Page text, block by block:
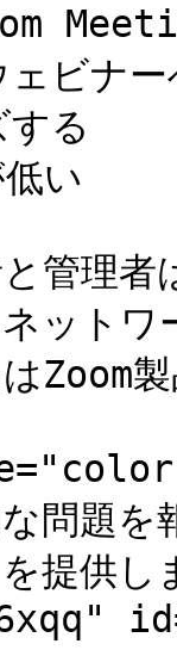
ビナー
る
い
管理
ット
Zoom
問題
を提供